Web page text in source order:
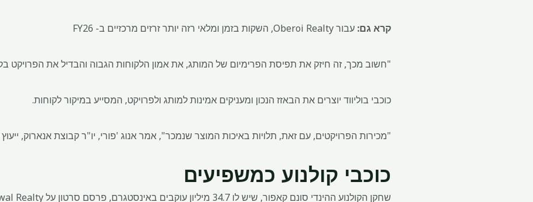
קרא גם: עבור Oberoi Realty, השקות בזמן ומלאי רזה יותר זרזים מרכזיים ב- FY26
"חשוב מכך, זה חיזק את תפיסת הפרימיום של המותג, את אמון הלקוחות הגבוה והבדיל את הפרויקט
כוכבי בוליווד יוצרים את הבאזז הנכון ומעניקים אמינות למותג ולפרויקט, המסייע במיקור לקוחות.
"מכירות הפרויקטים, עם זאת, תלויות באיכות המוצר שנמכר", אמר אנוג 'פורי, יו"ר קבוצת אנארוק,
כוכבי קולנוע כמשפיעים